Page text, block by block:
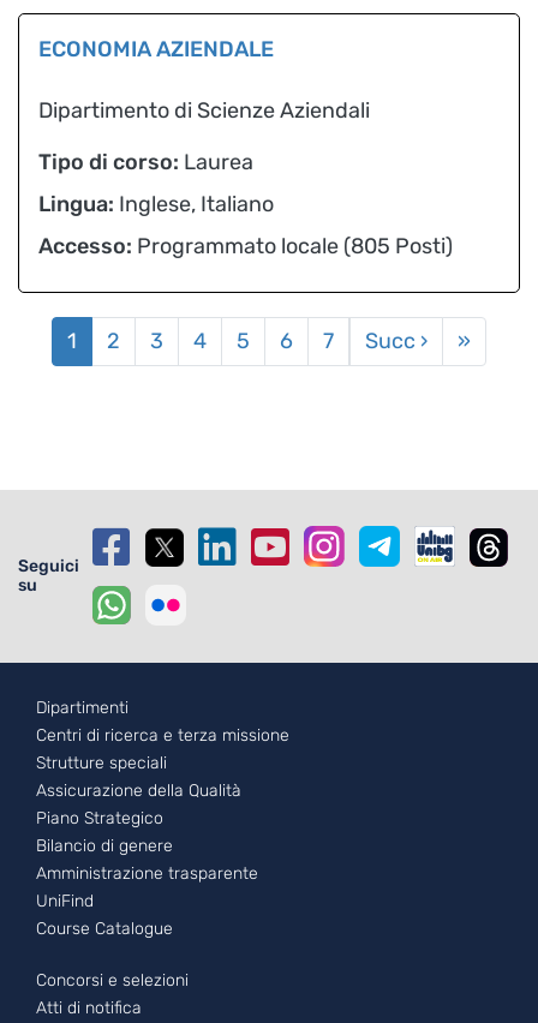
ECONOMIA AZIENDALE
Dipartimento di Scienze Aziendali
Tipo di corso: Laurea
Lingua: Inglese, Italiano
Accesso: Programmato locale (805 Posti)
1 2 3 4 5 6 7 Succ ›Pagina
»
Seguici
su
Footer - 1
Dipartimenti
Centri di ricerca e terza missione
Strutture speciali
Assicurazione della Qualità
Piano Strategico
Bilancio di genere
Amministrazione trasparente
UniFind
Course Catalogue
Footer - 2
Concorsi e selezioni
Atti di notifica